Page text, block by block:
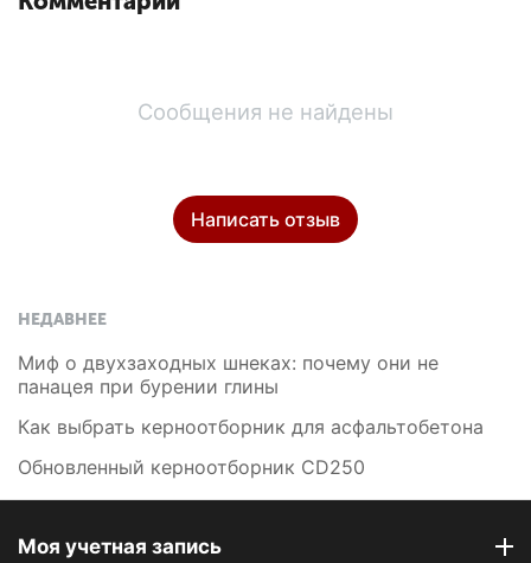
Сообщения не найдены
Написать отзыв
НЕДАВНЕЕ
Миф о двухзаходных шнеках: почему они не
панацея при бурении глины
Как выбрать керноотборник для асфальтобетона
Обновленный керноотборник CD250
Моя учетная запись